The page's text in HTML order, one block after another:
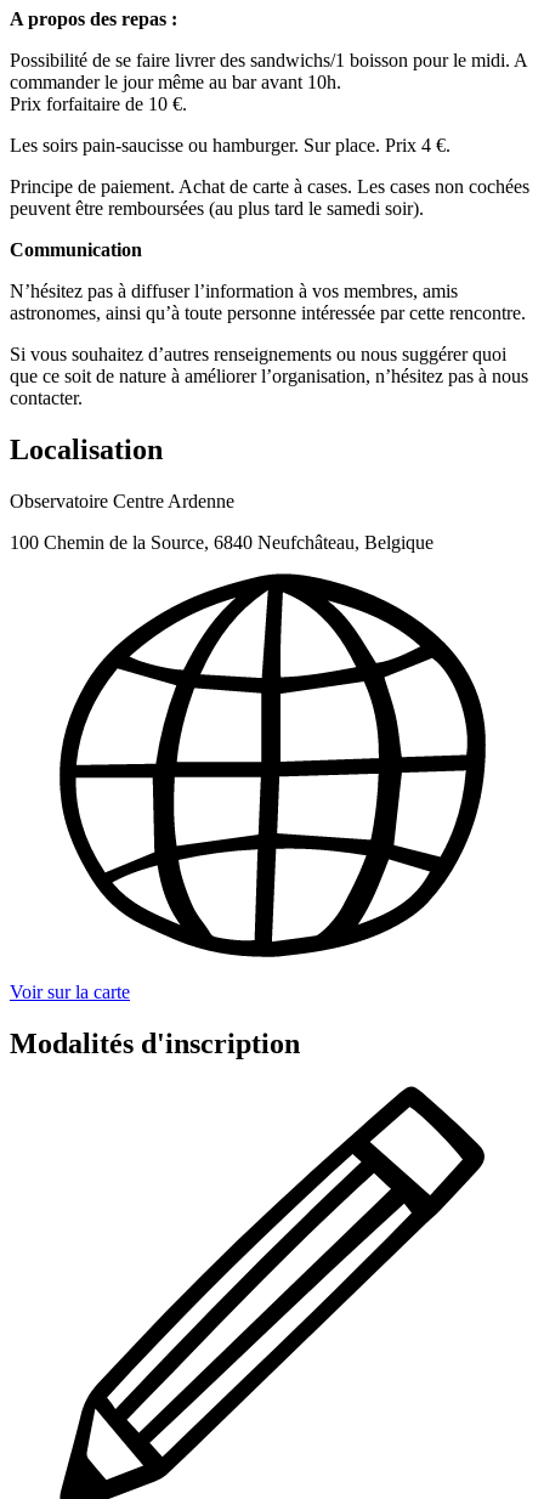
A propos des repas :
Possibilité de se faire livrer des sandwichs/1 boisson pour le midi. A
commander le jour même au bar avant 10h.
Prix forfaitaire de 10 €.
Les soirs pain-saucisse ou hamburger. Sur place. Prix 4 €.
Principe de paiement. Achat de carte à cases. Les cases non cochées
peuvent être remboursées (au plus tard le samedi soir).
Communication
N’hésitez pas à diffuser l’information à vos membres, amis
astronomes, ainsi qu’à toute personne intéressée par cette rencontre.
Si vous souhaitez d’autres renseignements ou nous suggérer quoi
que ce soit de nature à améliorer l’organisation, n’hésitez pas à nous
contacter.
Localisation
Observatoire Centre Ardenne
100 Chemin de la Source, 6840 Neufchâteau, Belgique
Voir sur la carte
Modalités d'inscription